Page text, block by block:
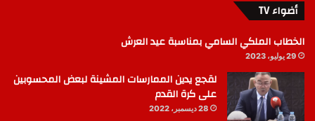
أضواء TV
الخطاب الملكي السامي بمناسبة عيد العرش
29 يوليو، 2023
لقجع يدين الممارسات المشينة لبعض المحسوبين
على كرة القدم
28 ديسمبر، 2022